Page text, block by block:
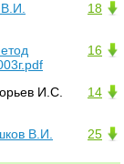
18
В.И.
16
14
И.С.
25
В.И.